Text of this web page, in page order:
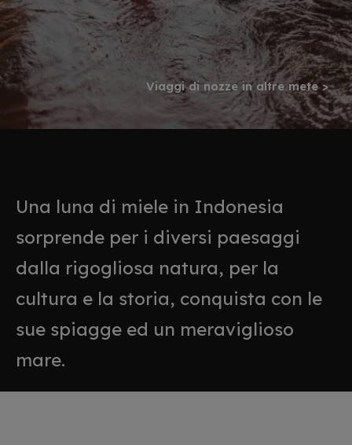
Viaggi di nozze in altre mete >
Una luna di miele in Indonesia
sorprende per i diversi paesaggi
dalla rigogliosa natura, per la
cultura e la storia, conquista con le
sue spiagge ed un meraviglioso
mare.